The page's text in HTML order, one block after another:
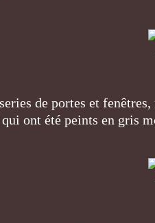
de portes et
qui ont été peints en gris